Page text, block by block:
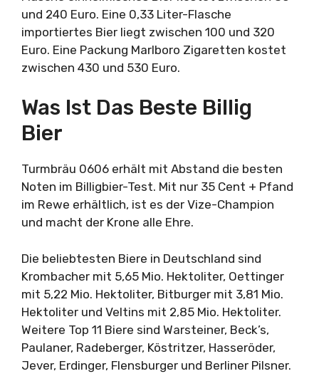
und 240 Euro. Eine 0,33 Liter-Flasche
importiertes Bier liegt zwischen 100 und 320
Euro. Eine Packung Marlboro Zigaretten kostet
zwischen 430 und 530 Euro.
Was Ist Das Beste Billig
Bier
Turmbräu 0606 erhält mit Abstand die besten
Noten im Billigbier-Test. Mit nur 35 Cent + Pfand
im Rewe erhältlich, ist es der Vize-Champion
und macht der Krone alle Ehre.
Die beliebtesten Biere in Deutschland sind
Krombacher mit 5,65 Mio. Hektoliter, Oettinger
mit 5,22 Mio. Hektoliter, Bitburger mit 3,81 Mio.
Hektoliter und Veltins mit 2,85 Mio. Hektoliter.
Weitere Top 11 Biere sind Warsteiner, Beck’s,
Paulaner, Radeberger, Köstritzer, Hasseröder,
Jever, Erdinger, Flensburger und Berliner Pilsner.